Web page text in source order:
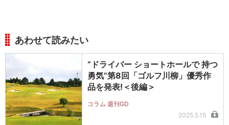
あわせて読みたい
“ドライバー ショートホールで 持つ
勇気”第8回「ゴルフ川柳」優秀作
品を発表!＜後編＞
コラム 週刊GD
2025.5.15